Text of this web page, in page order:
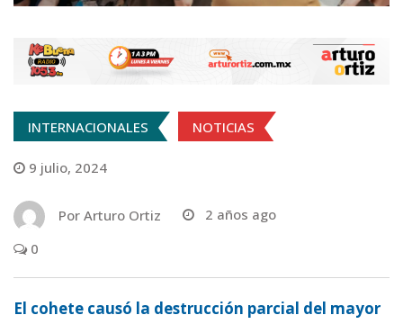
INTERNACIONALES NOTICIAS
9 julio, 2024
Por Arturo Ortiz
2 años ago
0
El cohete causó la destrucción parcial del mayor